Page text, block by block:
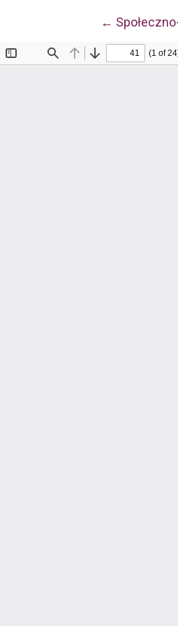
← Wróć do